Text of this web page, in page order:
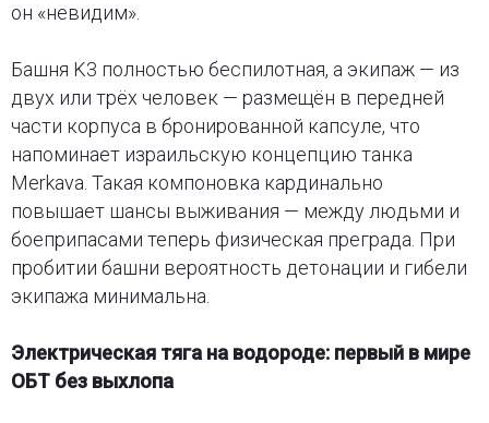
он «невидим».
Башня K3 полностью беспилотная, а экипаж — из
двух или трёх человек — размещён в передней
части корпуса в бронированной капсуле, что
напоминает израильскую концепцию танка
Merkava. Такая компоновка кардинально
повышает шансы выживания — между людьми и
боеприпасами теперь физическая преграда. При
пробитии башни вероятность детонации и гибели
экипажа минимальна.
Электрическая тяга на водороде: первый в мире
ОБТ без выхлопа